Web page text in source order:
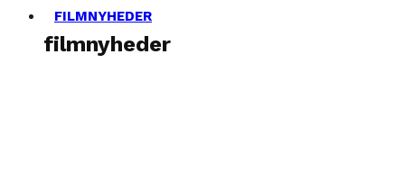
FILMNYHEDER
filmnyheder